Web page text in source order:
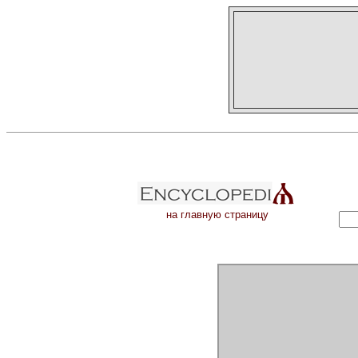
на главную страницу